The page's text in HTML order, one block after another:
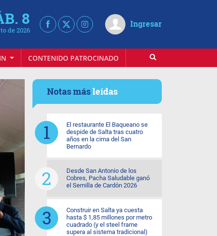
8
de 2026
Ingresar
CONTENIDO PATROCINADO
Notas másleídas
El restaurante El Baqueano se
despide de Salta tras cuatro
años en la cima del San
Bernardo
Desde San Antonio de los
Cobres, Pacha Saludable ganó
el Semilla de Cardón 2026
Construir en Salta ya cuesta
hasta $ 1,85 millones por metro
cuadrado (y el steel frame
supera al sistema tradicional)